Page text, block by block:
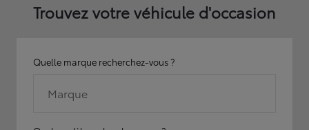
Trouvez votre véhicule d'occasion
Quelle marque recherchez-vous ?
Marque